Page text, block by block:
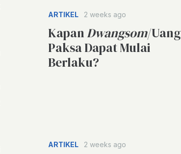
ARTIKEL 2 weeks ago
KapanDwangsom/Uang
Paksa Dapat Mulai
Berlaku?
ARTIKEL 2 weeks ago